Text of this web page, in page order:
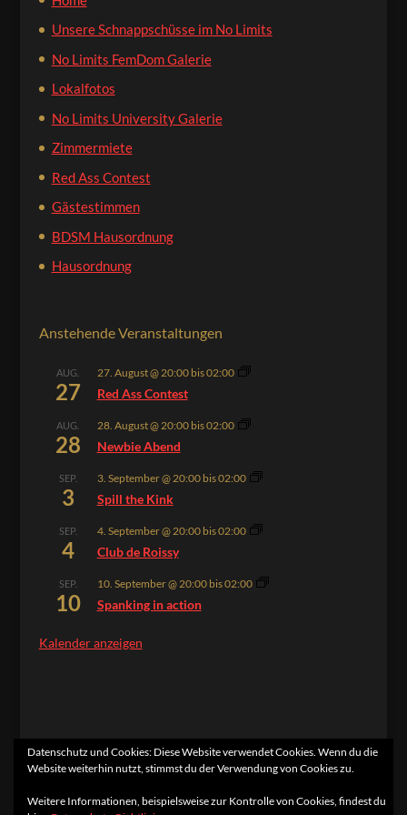
Unsere Schnappschüsse im No Limits
No Limits FemDom Galerie
Lokalfotos
No Limits University Galerie
Zimmermiete
Red Ass Contest
Gästestimmen
BDSM Hausordnung
Hausordnung
Anstehende Veranstaltungen
AUG.
27
27. August @ 20:00bis02:00
Red Ass Contest
AUG.
28
28. August @ 20:00bis02:00
Newbie Abend
SEP.
3
3. September @ 20:00bis02:00
Spill the Kink
SEP.
4
4. September @ 20:00bis02:00
Club de Roissy
SEP.
10
10. September @ 20:00bis02:00
Spanking in action
Kalender anzeigen
Datenschutz und Cookies: Diese Website verwendet Cookies. Wenn du die
Website weiterhin nutzt, stimmst du der Verwendung von Cookies zu.
Weitere Informationen, beispielsweise zur Kontrolle von Cookies, findest du